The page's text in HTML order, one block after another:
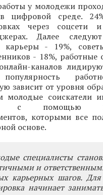
у молодежи
цифровой среде.
через соцсети
Далее
карьеры - 19%,
- 18%, работные
каналов
зависит от уровня
молодые соискатели
с помощью
которыми все
основе.
специалисты
и
карьерных шагов. Для
начинает